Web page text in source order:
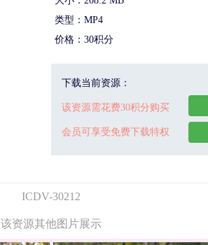
类型：MP4
价格：30积分
下载当前资源：
该资源需花费30积分购买
会员可享受免费下载特权
ICDV-30212
该资源其他图片展示